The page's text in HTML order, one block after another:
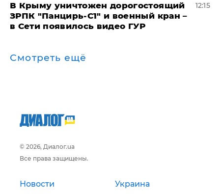
В Крыму уничтожен дорогостоящий
ЗРПК "Панцирь-С1" и военный кран –
в Сети появилось видео ГУР
12:15
Смотреть ещё
© 2026, Диалог.ua
Все права защищены.
Новости Украина